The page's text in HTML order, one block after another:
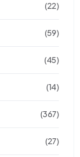
(22)
(59)
(45)
(14)
(367)
(27)